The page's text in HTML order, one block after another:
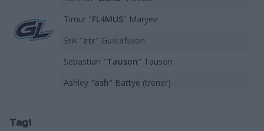
Timur "FL4MUS" Maryev
Erik "⁠ztr⁠" Gustafsson
Sebastian "Tauson" Tauson
Ashley "⁠ash⁠" Battye (trener)
Tagi